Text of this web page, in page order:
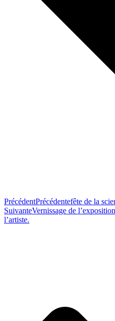
PrécédentPrécédentefête de la
SuivanteVernissage de
l’artiste.